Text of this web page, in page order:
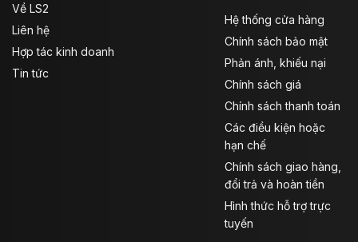
Về LS2
Liên hệ
Hợp tác kinh doanh
Tin tức
Hệ thống cửa hàng
Chính sách bảo mật
Phản ánh, khiếu nại
Chính sách giá
Chính sách thanh toán
Các điều kiện hoặc
hạn chế
Chính sách giao hàng,
đổi trả và hoàn tiền
Hình thức hỗ trợ trực
tuyến